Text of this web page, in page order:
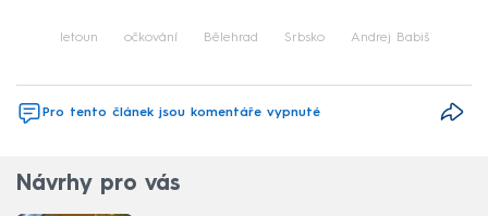
letoun očkování Bělehrad Srbsko Andrej Babiš
Pro tento článek jsou komentáře vypnuté
Návrhy pro vás